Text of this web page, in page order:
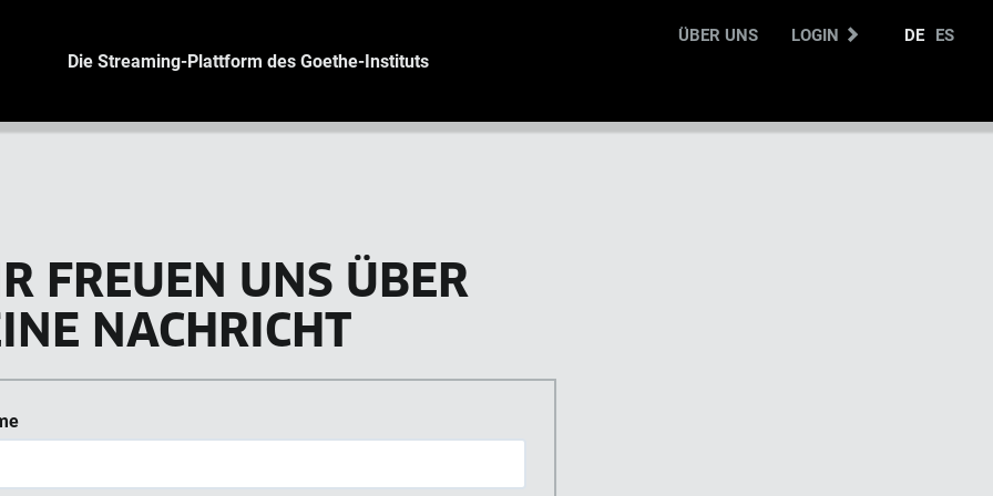
ÜBER UNS LOGIN DE ES
Die Streaming-Plattform des Goethe-Instituts
FREUEN UNS ÜBER
NACHRICHT